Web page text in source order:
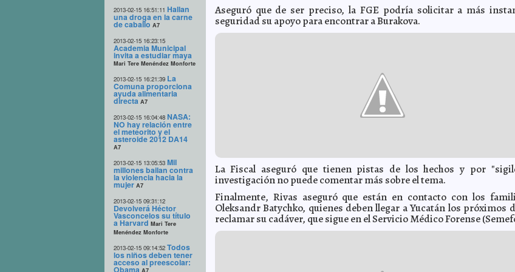
2013-02-15 16:51:11 Hallan
una droga en la carne
de caballo A7
2013-02-15 16:23:15
Academia Municipal
invita a estudiar maya
Mari Tere Menéndez Monforte
2013-02-15 16:21:39 La
Comuna proporciona
ayuda alimentaria
directa A7
2013-02-15 16:04:48 NASA:
NO hay relación entre
el meteorito y el
asteroide 2012 DA14
A7
2013-02-15 13:05:53 Mil
millones bailan contra
la violencia hacia la
mujer A7
2013-02-15 09:31:12
Devolverá Héctor
Vasconcelos su título
a Harvard Mari Tere
Menéndez Monforte
2013-02-15 09:14:52 Todos
los niños deben tener
acceso al preescolar:
Obama
Aseguró que de ser preciso, la FGE podría solicitar a más
seguridad su apoyo para encontrar a Burakova.
La Fiscal aseguró que tienen pistas de los hechos y por
investigación no puede comentar más sobre el tema.
Finalmente, Rivas aseguró que están en contacto con los
Oleksandr Batychko, quienes deben llegar a Yucatán los próximos
reclamar su cadáver, que sigue en el Servicio Médico Forense